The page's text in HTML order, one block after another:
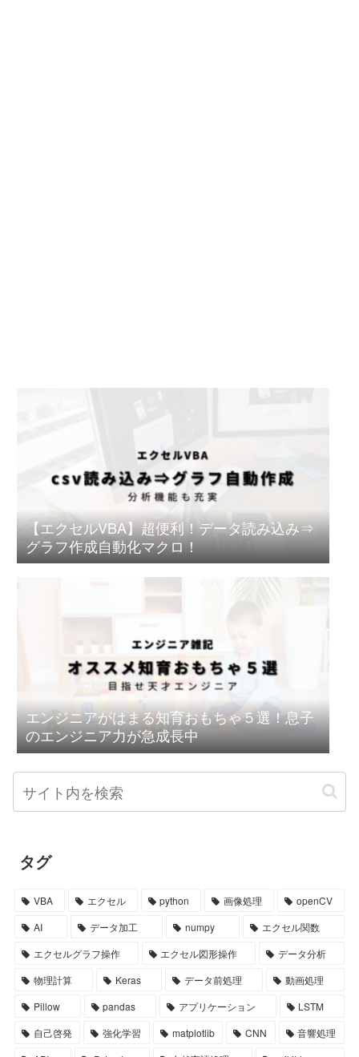
【エクセルVBA】超便利！データ読み込み⇒
グラフ作成自動化マクロ！
エンジニアがはまる知育おもちゃ５選！息子
のエンジニア力が急成長中
タグ
VBA エクセル python 画像処理
openCV
AI
データ加工 numpy
エクセル関数
エクセルグラフ操作
エクセル図形操作
データ分析
物理計算
Keras データ前処理
動画処理
Pillow
pandas アプリケーション
LSTM
自己啓発
強化学習 matplotlib CNN
音響処理